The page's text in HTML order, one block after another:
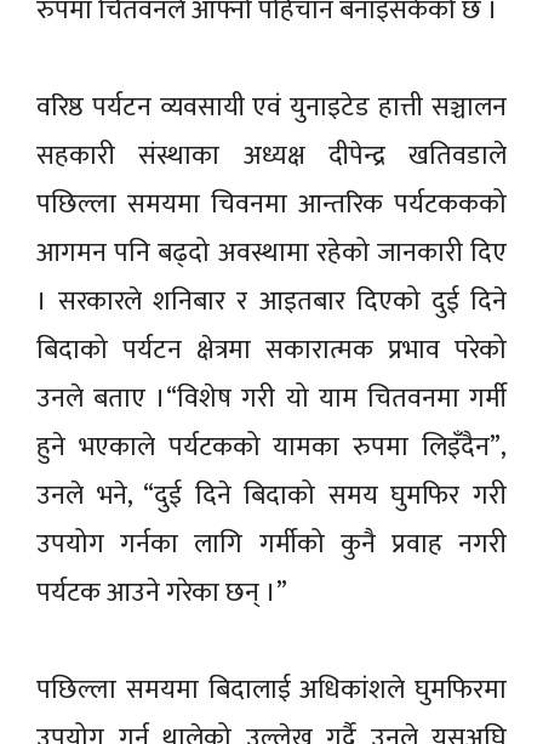
रुपमा चितवनले आफ्नो पहिचान बनाइसकेको छ ।
वरिष्ठ पर्यटन व्यवसायी एवं युनाइटेड हात्ती सञ्चालन
सहकारी संस्थाका अध्यक्ष दीपेन्द्र खतिवडाले
पछिल्ला समयमा चिवनमा आन्तरिक पर्यटककको
आगमन पनि बढ्दो अवस्थामा रहेको जानकारी दिए
। सरकारले शनिबार र आइतबार दिएको दुई दिने
बिदाको पर्यटन क्षेत्रमा सकारात्मक प्रभाव परेको
उनले बताए ।“विशेष गरी यो याम चितवनमा गर्मी
हुने भएकाले पर्यटकको यामका रुपमा लिइँदैन”,
उनले भने, “दुई दिने बिदाको समय घुमफिर गरी
उपयोग गर्नका लागि गर्मीको कुनै प्रवाह नगरी
पर्यटक आउने गरेका छन् ।”
पछिल्ला समयमा बिदालाई अधिकांशले घुमफिरमा